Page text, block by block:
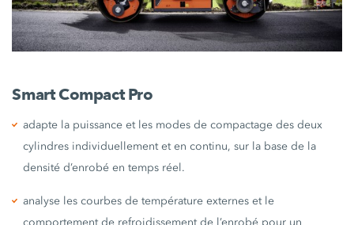
Smart Compact Pro
adapte la puissance et les modes de compactage des deux
cylindres individuellement et en continu, sur la base de la
densité d’enrobé en temps réel.
analyse les courbes de température externes et le
comportement de refroidissement de l’enrobé pour un